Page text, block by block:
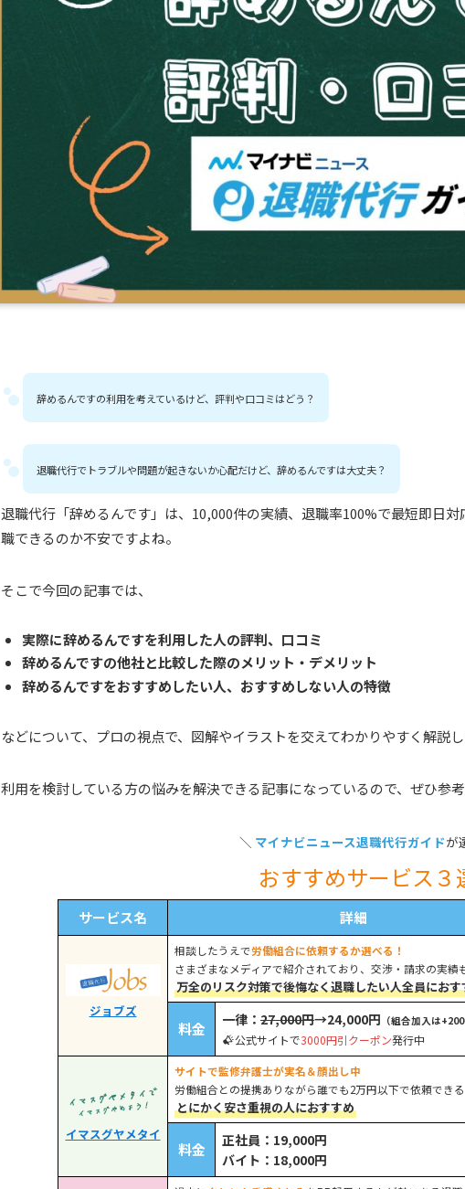
辞めるんですの利用を考えているけど、評判や口コミはどう？
退職代行でトラブルや問題が起きないか心配だけど、辞めるんですは大丈夫？
退職代行「辞めるんです」は、10,000件の実績、退職率100%で最短即日
職できるのか不安ですよね。
そこで今回の記事では、
実際に辞めるんですを利用した人の評判、口コミ
辞めるんですの他社と比較した際のメリット・デメリット
辞めるんですをおすすめしたい人、おすすめしない人の特徴
などについて、プロの視点で、図解やイラストを交えてわかりやすく解説し
利用を検討している方の悩みを解決できる記事になっているので、ぜひ参
＼ マイナビニュース退職代行ガイドが
おすすめサービス３
サービス名 詳細
ジョブズ
相談したうえで労働組合に依頼するか選べる！
さまざまなメディアで紹介されており、交渉・請求の実績
万全のリスク対策で後悔なく退職したい人全員におす
料金 一律： 27,000円→24,000円 （組合加入は
公式サイトで3000円引クーポン発行中
イマスグヤメタイ
サイトで監修弁護士が実名＆顔出し中
労働組合との提携ありながら誰でも2万円以下で依頼できる
とにかく安さ重視の人におすすめ
料金
正社員：19,000円
バイト：18,000円